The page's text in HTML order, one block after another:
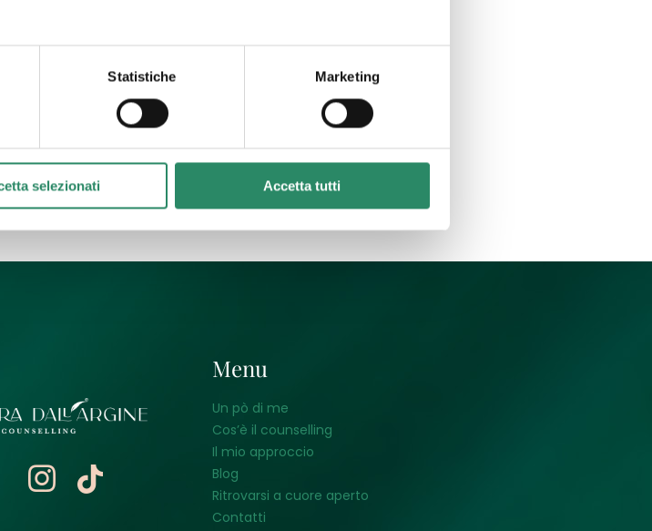
Statistiche Marketing
selezionati Accetta tutti
Menu
Un pò di me
Cos’è il counselling
Il mio approccio
Blog
Ritrovarsi a cuore aperto
Contatti